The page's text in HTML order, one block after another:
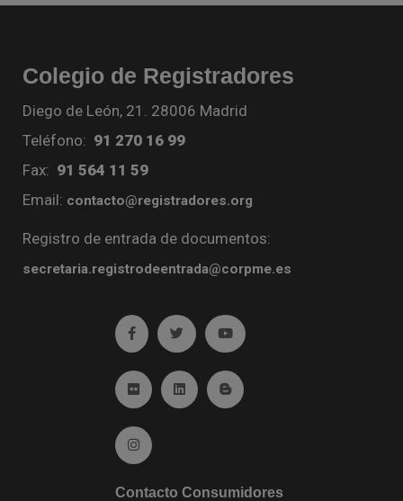
Colegio de Registradores
Diego de León, 21. 28006 Madrid
Teléfono: 91 270 16 99
Fax: 91 564 11 59
Email: contacto@registradores.org
Registro de entrada de documentos:
secretaria.registrodeentrada@corpme.es
Ir a facebook (abre en ventana nueva)
Ir a twitter (abre en ventana nueva)
Ir a YouTube (abre en
Ir a Flickr (abre en ventana nueva)
Ir a Linkedin (abre en ventana nueva)
Ir al Blog (abre en ventana
Ir a Instagram (abre en ventana nueva)
Contacto Consumidores